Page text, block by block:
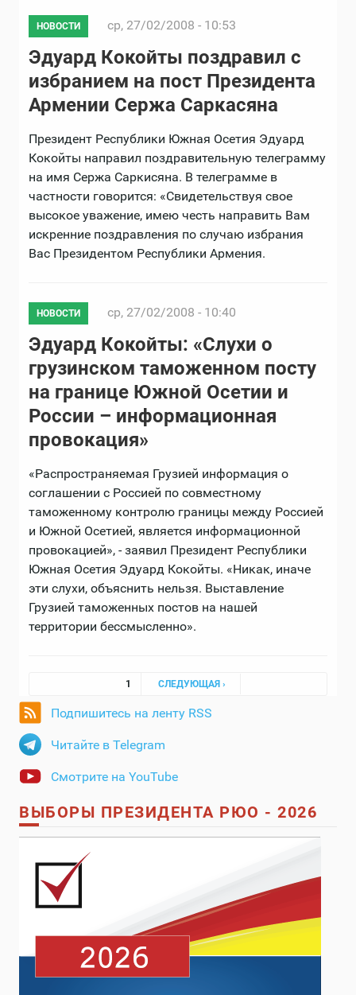
НОВОСТИ ср, 27/02/2008 - 10:53
Эдуард Кокойты поздравил с
избранием на пост Президента
Армении Сержа Саркасяна
Президент Республики Южная Осетия Эдуард
Кокойты направил поздравительную телеграмму
на имя Сержа Саркисяна. В телеграмме в
частности говорится: «Свидетельствуя свое
высокое уважение, имею честь направить Вам
искренние поздравления по случаю избрания
Вас Президентом Республики Армения.
НОВОСТИ ср, 27/02/2008 - 10:40
Эдуард Кокойты: «Слухи о
грузинском таможенном посту
на границе Южной Осетии и
России – информационная
провокация»
«Распространяемая Грузией информация о
соглашении с Россией по совместному
таможенному контролю границы между Россией
и Южной Осетией, является информационной
провокацией», - заявил Президент Республики
Южная Осетия Эдуард Кокойты. «Никак, иначе
эти слухи, объяснить нельзя. Выставление
Грузией таможенных постов на нашей
территории бессмысленно».
Страницы
1 СЛЕДУЮЩАЯ ›
Подпишитесь на ленту RSS
Читайте в Telegram
Смотрите на YouTube
ВЫБОРЫ ПРЕЗИДЕНТА РЮО - 2026